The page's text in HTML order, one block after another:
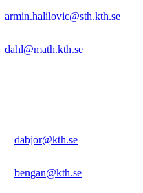
armin.halilovic@sth.kth.se
dahl@math.kth.se
dabjor@kth.se
bengan@kth.se